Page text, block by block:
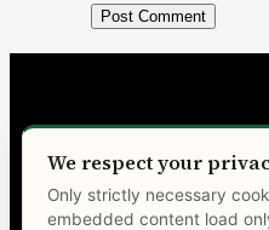
We respect your
Only strictly necessary
embedded content load